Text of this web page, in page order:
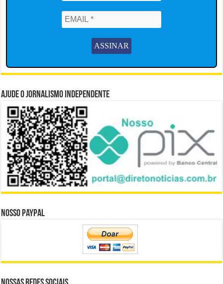
Ajude o Jornalismo Independente
Nosso Paypal